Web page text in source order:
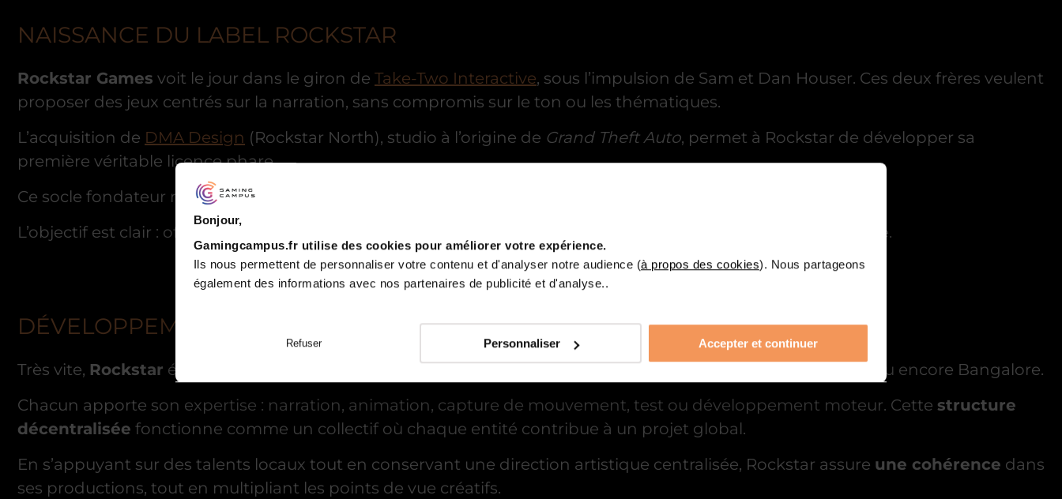
Bonjour,
Gamingcampus.fr utilise des cookies pour améliorer votre expérience.
Ils nous permettent de personnaliser votre contenu et d'analyser notre audience (à propos des cookies). Nous partageons
également des informations avec nos partenaires de publicité et d'analyse..
Refuser Personnaliser Accepter et continuer
NAISSANCE DU LABEL ROCKSTAR
Rockstar Games voit le jour dans le giron de Take-Two Interactive, sous l’impulsion de Sam et Dan Houser. Ces deux frères veulent
proposer des jeux centrés sur la narration, sans compromis sur le ton ou les thématiques.
L’acquisition de DMA Design (Rockstar North), studio à l’origine de Grand Theft Auto, permet à Rockstar de développer sa
première véritable licence phare.
Ce socle fondateur marque le début d’un engagement pour des univers
L’objectif est clair : offrir des
expériences différentes de celles proposées par l’industrie dominante à l’époque.
DÉVELOPPEMENT MONDIAL ET CROISSANCE CONTINUE
Très vite, Rockstar étend son influence. Des studios voient le jour à San Diego, Toronto, Leeds, New England ou encore Bangalore.
Chacun apporte son expertise : narration, animation, capture de mouvement, test ou développement moteur. Cette structure
décentralisée fonctionne comme un collectif où chaque entité contribue à un projet global.
En s’appuyant sur des talents locaux tout en conservant une direction artistique centralisée, Rockstar assure une cohérence dans
ses productions, tout en multipliant les points de vue créatifs.